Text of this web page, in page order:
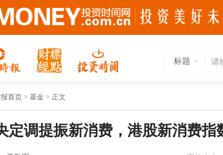
标题
首页 > 基金 > 正文
定调提振新消费，港股新消费指